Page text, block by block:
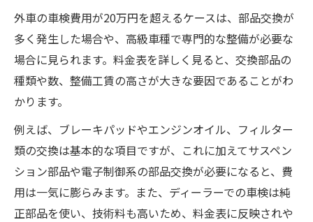
外車の車検費用が20万円を超えるケースは、部品交換が
多く発生した場合や、高級車種で専門的な整備が必要な
場合に見られます。料金表を詳しく見ると、交換部品の
種類や数、整備工賃の高さが大きな要因であることがわ
かります。
例えば、ブレーキパッドやエンジンオイル、フィルター
類の交換は基本的な項目ですが、これに加えてサスペン
ション部品や電子制御系の部品交換が必要になると、費
用は一気に膨らみます。また、ディーラーでの車検は純
正部品を使い、技術料も高いため、料金表に反映されや